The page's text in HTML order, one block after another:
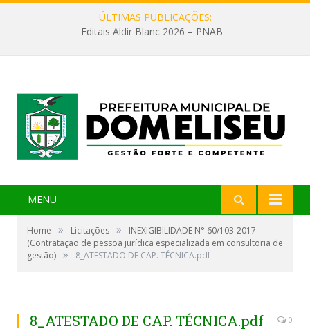
ÚLTIMAS PUBLICAÇÕES:
Editais Aldir Blanc 2026 – PNAB
MENU
Home » Licitações »
INEXIGIBILIDADE N° 60/103-2017
(Contratação de pessoa jurídica especializada em consultoria de
gestão) » 8_ATESTADO DE CAP. TÉCNICA.pdf
8_ATESTADO DE CAP. TÉCNICA.pdf 0